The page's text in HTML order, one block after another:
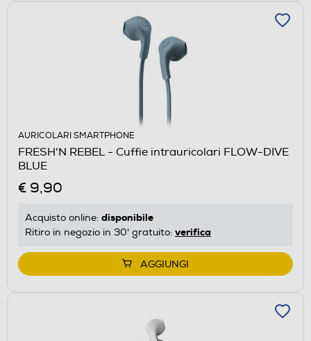
AURICOLARI SMARTPHONE
FRESH'N REBEL - Cuffie intrauricolari FLOW-DIVE
BLUE
€ 9,90
Acquisto online: disponibile
Ritiro in negozio in 30' gratuito: verifica
AGGIUNGI